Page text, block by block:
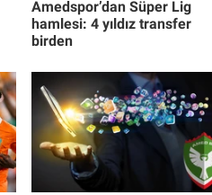
Amedspor’dan Süper Lig
hamlesi: 4 yıldız transfer
birden